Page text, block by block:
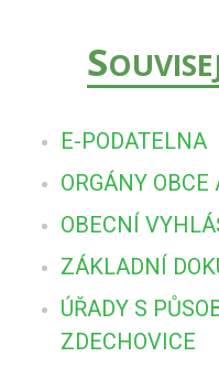
S
E-PODATELNA
ORGÁNY OBCE
OBECNÍ
ZÁKLADNÍ
ÚŘADY S
ZDECHOVICE